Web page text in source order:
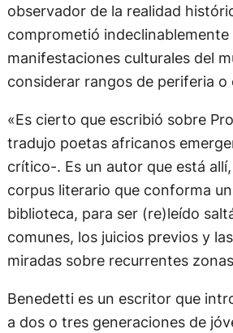
observador de la realidad
comprometió indeclinablemente
manifestaciones culturales del
considerar rangos de periferia o
«Es cierto que escribió sobre
tradujo poetas africanos
crítico-. Es un autor que está
corpus literario que conforma
biblioteca, para ser (re)leído
comunes, los juicios previos y
miradas sobre recurrentes
Benedetti es un escritor que
a dos o tres generaciones de